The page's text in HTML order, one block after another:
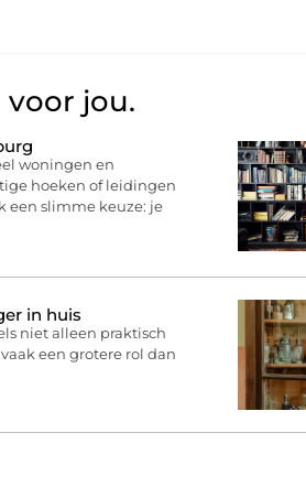
jou.
woningen en
hoeken of leidingen
een slimme keuze: je
in huis
niet alleen praktisch
een grotere rol dan